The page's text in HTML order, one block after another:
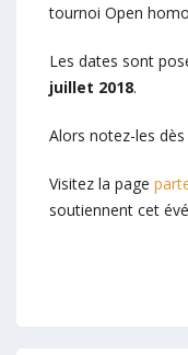
tournoi Open
Les dates sont
juillet 2018.
Alors notez-les
Visitez la page
soutiennent cet